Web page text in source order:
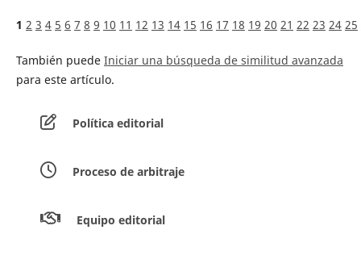
1 2 3 4 5 6 7 8 9 10 11 12 13 14 15 16 17 18 19 20 21 22 23 24 25
También puede Iniciar una búsqueda de similitud avanzada
para este artículo.
Política editorial
Proceso de arbitraje
Equipo editorial